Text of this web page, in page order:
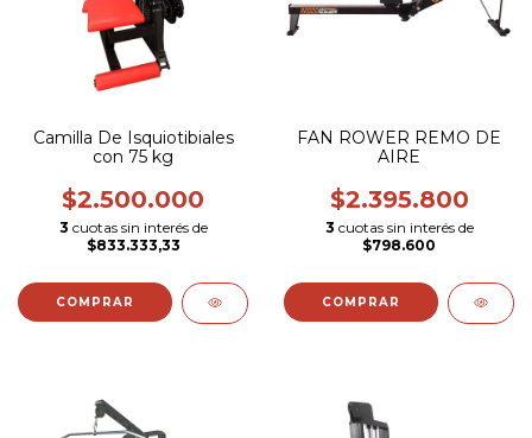
Camilla De Isquiotibiales
con 75 kg
$2.500.000
3 cuotas sin interés de
$833.333,33
FAN ROWER REMO DE
AIRE
$2.395.800
3 cuotas sin interés de
$798.600